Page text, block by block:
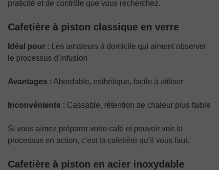
praticité et de contrôle que vous recherchez.
Cafetière à piston classique en verre
Idéal pour : Les amateurs à domicile qui aiment observer
le processus d’infusion
Avantages : Abordable, esthétique, facile à utiliser
Inconvénients : Cassable, rétention de chaleur plus faible
Si vous aimez préparer votre café et pouvoir voir le
processus en action, c’est la cafetière qu’il vous faut.
Cafetière à piston en acier inoxydable